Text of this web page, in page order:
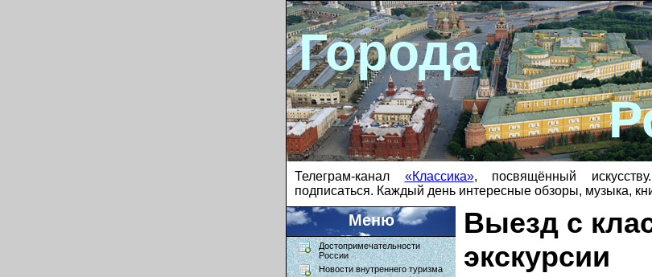
Города
Телеграм-канал «Классика», посвящённый
подписаться. Каждый день интересные обзоры, музыка,
Выезд с
экскурсии
Меню
Достопримечательности
России
Новости внутреннего туризма